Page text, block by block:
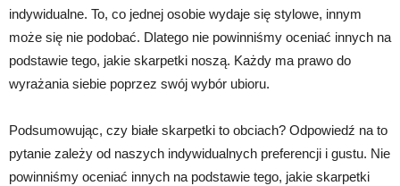
indywidualne. To, co jednej osobie wydaje się stylowe, innym
może się nie podobać. Dlatego nie powinniśmy oceniać innych na
podstawie tego, jakie skarpetki noszą. Każdy ma prawo do
wyrażania siebie poprzez swój wybór ubioru.
Podsumowując, czy białe skarpetki to obciach? Odpowiedź na to
pytanie zależy od naszych indywidualnych preferencji i gustu. Nie
powinniśmy oceniać innych na podstawie tego, jakie skarpetki